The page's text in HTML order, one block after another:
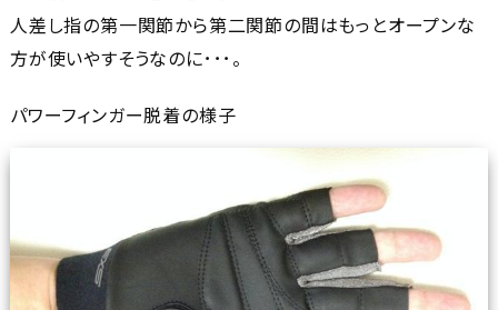
人差し指の第一関節から第二関節の間はもっとオープンな
方が使いやすそうなのに･･･。
パワーフィンガー脱着の様子